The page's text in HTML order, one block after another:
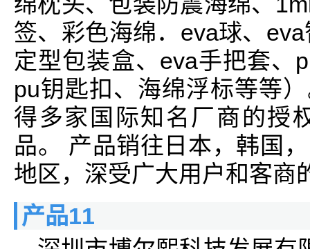
签、彩色海绵．eva球、
定型包装盒、eva手把套、
pu钥匙扣、海绵浮标等等
得多家国际知名厂商的授
品。 产品销往日本，韩国
地区，深受广大用户和客商
产品11